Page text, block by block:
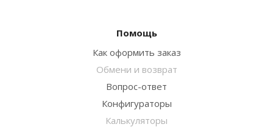
Помощь
Как оформить заказ
Обмени и возврат
Вопрос-ответ
Конфигураторы
Калькуляторы